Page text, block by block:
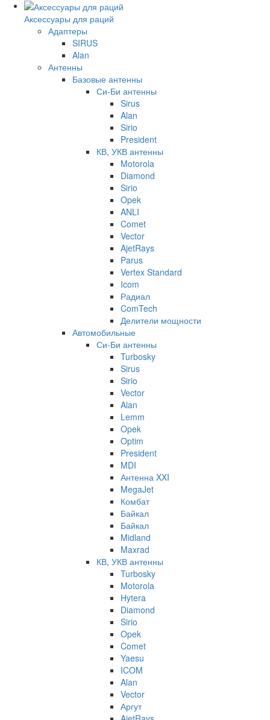
Аксессуары для раций
Адаптеры
SIRUS
Alan
Антенны
Базовые антенны
Си-Би антенны
Sirus
Alan
Sirio
President
КВ, УКВ антенны
Motorola
Diamond
Sirio
Opek
ANLI
Comet
Vector
AjetRays
Parus
Vertex Standard
Icom
Радиал
ComTech
Делители мощности
Автомобильные
Си-Би антенны
Turbosky
Sirus
Sirio
Vector
Alan
Lemm
Opek
Optim
President
MDI
Антенна XXI
MegaJet
Комбат
Байкал
Байкал
Midland
Maxrad
КВ, УКВ антенны
Turbosky
Motorola
Hytera
Diamond
Sirio
Opek
Comet
Yaesu
ICOM
Alan
Vector
Аргут